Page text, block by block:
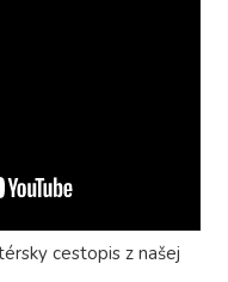
cestopis z našej